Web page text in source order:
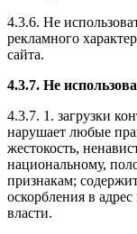
4.3.6. Не
рекламного
сайта.
4.3.7. Не
4.3.7. 1. загрузки
нарушает любые
жестокость,
национальному,
признакам;
оскорбления в
власти.